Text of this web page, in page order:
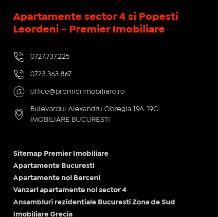
Apartamente sector 4 si Popesti
Leordeni - Premier Imobiliare
0727.737.225
0723.363.867
office@premierimobiliare.ro
Bulevardul Alexandru Obregia 19A-19G -
IMOBILIARE BUCURESTI
Sitemap Premier Imobiliare
Apartamente Bucuresti
Apartamente noi Berceni
Vanzari apartamente noi sector 4
Ansambluri rezidentiale Bucuresti Zona de Sud
Imobiliare Grecia